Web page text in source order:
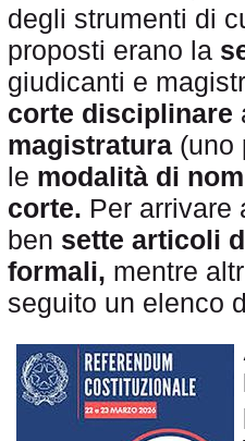
degli strumenti di
proposti erano la
giudicanti e
corte disciplinare
magistratura (uno
le modalità di
corte. Per arrivare
ben sette articoli
formali, mentre
seguito un elenco